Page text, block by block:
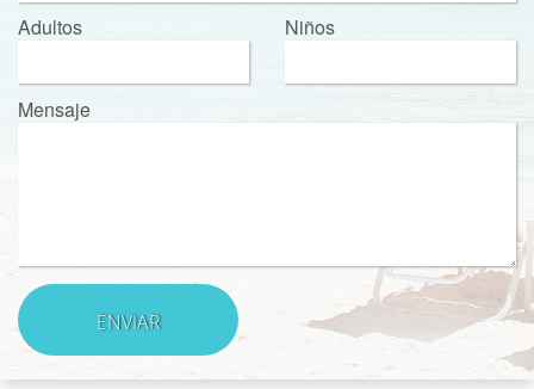
Adultos Niños
Mensaje